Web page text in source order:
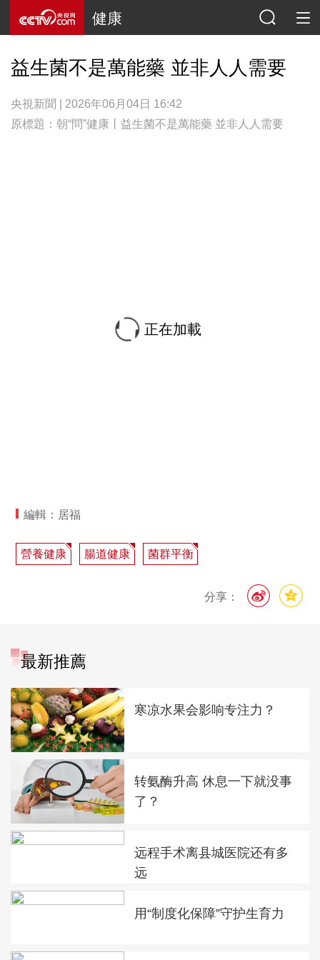
健康
益生菌不是萬能藥 並非人人需要
央視新聞 | 2026年06月04日 16:42
原標題：朝“問”健康丨益生菌不是萬能藥 並非人人需要
正在加載
編輯：居福
營養健康 腸道健康 菌群平衡
分享：
最新推薦
寒凉水果会影响专注力？
转氨酶升高 休息一下就没事
了？
远程手术离县城医院还有多
远
用“制度化保障”守护生育力